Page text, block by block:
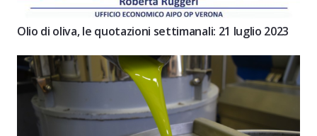
Olio di oliva, le quotazioni settimanali: 21 luglio 2023